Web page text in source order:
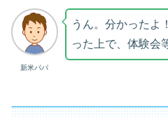
新米パパ
うん。分かったよ
った上で、体験会